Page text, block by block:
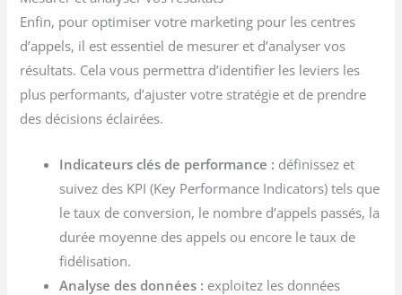
Enfin, pour optimiser votre marketing pour les centres
d’appels, il est essentiel de mesurer et d’analyser vos
résultats. Cela vous permettra d’identifier les leviers les
plus performants, d’ajuster votre stratégie et de prendre
des décisions éclairées.
Indicateurs clés de performance : définissez et
suivez des KPI (Key Performance Indicators) tels que
le taux de conversion, le nombre d’appels passés, la
durée moyenne des appels ou encore le taux de
fidélisation.
Analyse des données : exploitez les données